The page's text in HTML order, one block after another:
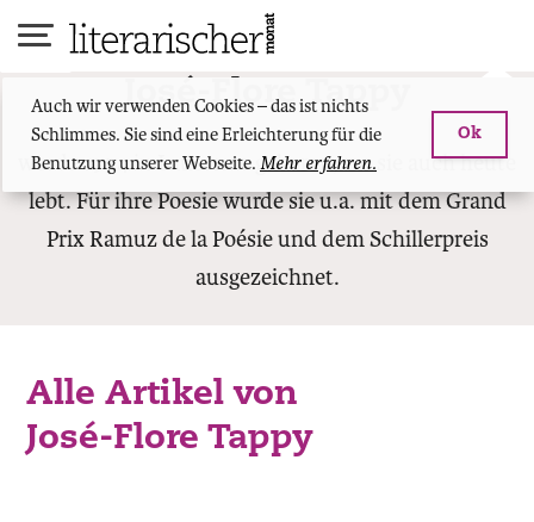
Auch wir verwenden Cookies – das ist nichts
Schlimmes. Sie sind eine Erleichterung für die
Benutzung unserer Webseite. Mehr erfahren.
Ok
José-Flore Tappy
wurde 1954 in Lausanne geboren, wo sie auch heute
lebt. Für ihre Poesie wurde sie u.a. mit dem Grand
Prix Ramuz de la Poésie und dem Schillerpreis
ausgezeichnet.
Alle Artikel von
José-Flore Tappy